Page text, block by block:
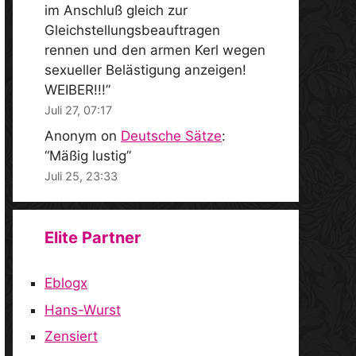
im Anschluß gleich zur
Gleichstellungsbeauftragen
rennen und den armen Kerl wegen
sexueller Belästigung anzeigen!
WEIBER!!!”
Juli 27, 07:17
Anonym on Deutsche Sätze:
“Mäßig lustig”
Juli 25, 23:33
Elite Partner
Eblogx
Hans-Wurst
Zensiert